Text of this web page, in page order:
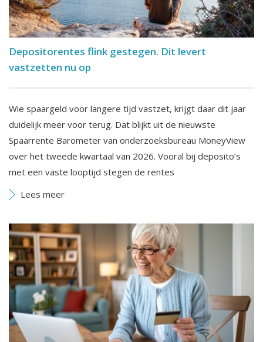
Depositorentes flink gestegen. Dit levert
vastzetten nu op
Wie spaargeld voor langere tijd vastzet, krijgt daar dit jaar
duidelijk meer voor terug. Dat blijkt uit de nieuwste
Spaarrente Barometer van onderzoeksbureau MoneyView
over het tweede kwartaal van 2026. Vooral bij deposito’s
met een vaste looptijd stegen de rentes
Lees meer